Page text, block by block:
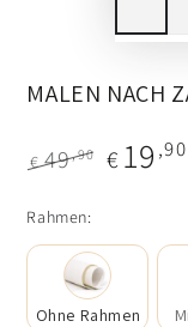
MALEN NACH
Preis
€49,90 €19 ,90
Rahmen:Rahmen:
Ohne Rahmen